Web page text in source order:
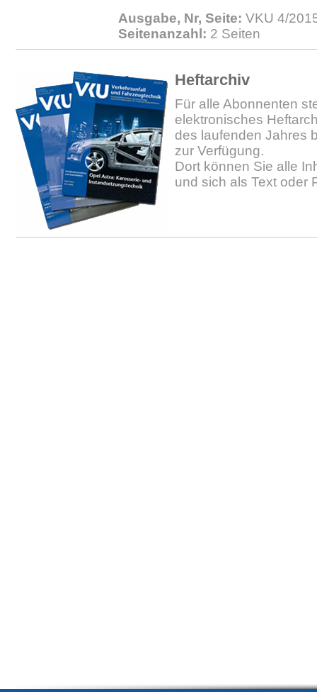
Ausgabe, Nr, Seite: VKU 4/
Seitenanzahl: 2 Seiten
Heftarchiv
Für alle Abonnenten
elektronisches
des laufenden Jahres
zur Verfügung.
Dort können Sie alle
und sich als Text oder